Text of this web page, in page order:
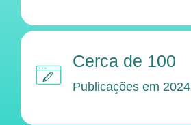
Cerca de 100
Publicações em 2024